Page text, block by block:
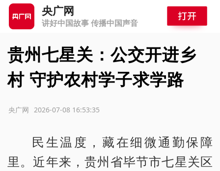
央广网
讲好中国故事 传播中国声音
贵州七星关：公交开进乡
村 守护农村学子求学路
2026-07-08 16:53:35
央广网
民生温度，藏在细微通勤保障
里。近年来，贵州省毕节市七星关区